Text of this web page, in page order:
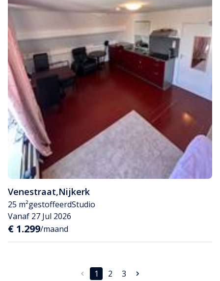
Venestraat,Nijkerk
25 m²gestoffeerdStudio
Vanaf 27 Jul 2026
€ 1.299/maand
1 2 3